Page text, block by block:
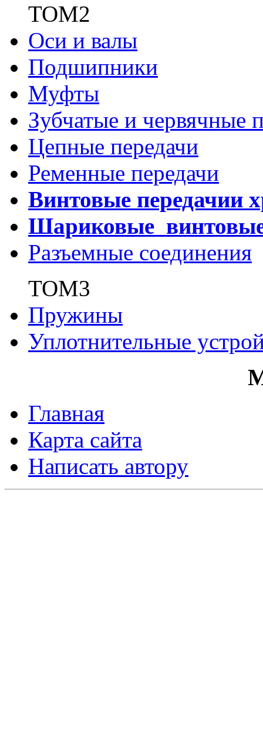
ТОМ2
Оси и валы
Подшипники
Муфты
Зубчатые и червячные
Цепные передачи
Ременные передачи
Винтовые передачии
Шариковые
Разъемные соединения
ТОМ3
Пружины
Уплотнительные
Главная
Карта сайта
Написать автору